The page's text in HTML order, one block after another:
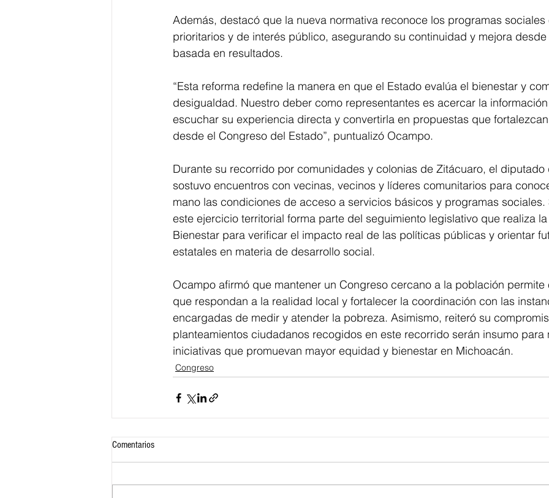
Además, destacó que la nueva normativa reconoce los programas sociales
prioritarios y de interés público, asegurando su continuidad y mejora desde
basada en resultados.
“Esta reforma redefine la manera en que el Estado evalúa el bienestar y
desigualdad. Nuestro deber como representantes es acercar la
escuchar su experiencia directa y convertirla en propuestas que
desde el Congreso del Estado”, puntualizó Ocampo.
Durante su recorrido por comunidades y colonias de Zitácuaro, el diputado
sostuvo encuentros con vecinas, vecinos y líderes comunitarios para
mano las condiciones de acceso a servicios básicos y programas sociales.
este ejercicio territorial forma parte del seguimiento legislativo que realiza
Bienestar para verificar el impacto real de las políticas públicas y orientar
estatales en materia de desarrollo social.
Ocampo afirmó que mantener un Congreso cercano a la población permite
que respondan a la realidad local y fortalecer la coordinación con las
encargadas de medir y atender la pobreza. Asimismo, reiteró su
planteamientos ciudadanos recogidos en este recorrido serán insumo para
iniciativas que promuevan mayor equidad y bienestar en Michoacán.
Congreso
Comentarios